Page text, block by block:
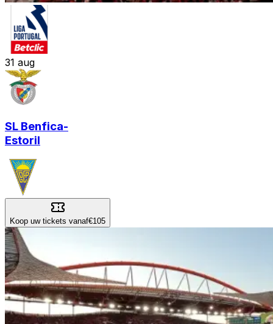
31 aug
SL Benfica-
Estoril
Koop uw tickets vanaf€105